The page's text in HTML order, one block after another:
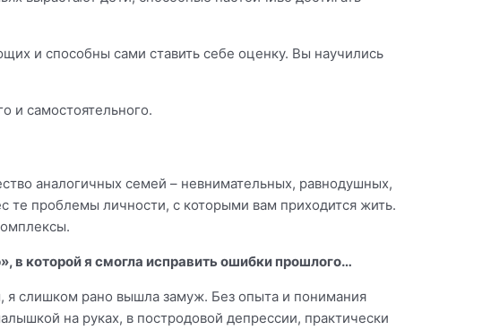
и способны сами ставить себе оценку. Вы научились
и самостоятельного.
аналогичных семей – невнимательных, равнодушных,
те проблемы личности, с которыми вам приходится жить.
в которой я смогла исправить ошибки прошлого…
я слишком рано вышла замуж. Без опыта и понимания
на руках, в постродовой депрессии, практически